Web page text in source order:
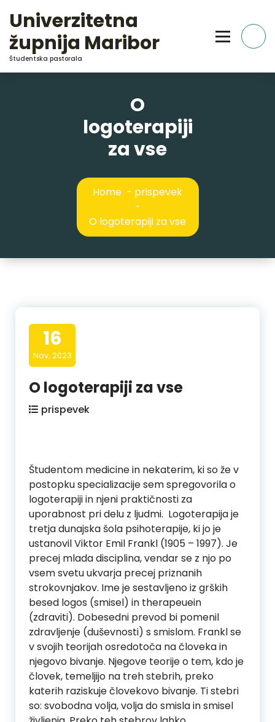
Content
Univerzitetna
župnija Maribor
Študentska pastorala
O
logoterapiji
za vse
Home - prispevek
-
O logoterapiji za vse
16
Nov, 2023
O logoterapiji za vse
prispevek
Študentom medicine in nekaterim, ki so že v
postopku specializacije sem spregovorila o
logoterapiji in njeni praktičnosti za
uporabnost pri delu z ljudmi. Logoterapija je
tretja dunajska šola psihoterapije, ki jo je
ustanovil Viktor Emil Frankl (1905 – 1997). Je
precej mlada disciplina, vendar se z njo po
vsem svetu ukvarja precej priznanih
strokovnjakov. Ime je sestavljeno iz grških
besed logos (smisel) in therapeuein
(zdraviti). Dobesedni prevod bi pomenil
zdravljenje (duševnosti) s smislom. Frankl se
v svojih teorijah osredotoča na človeka in
njegovo bivanje. Njegove teorije o tem, kdo je
človek, temeljijo na treh stebrih, preko
katerih raziskuje človekovo bivanje. Ti stebri
so: svobodna volja, volja do smisla in smisel